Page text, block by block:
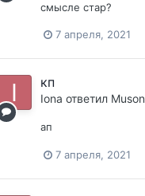
смысле стар?
7 апреля, 2021
кп
Iona ответил Muson
ап
7 апреля, 2021